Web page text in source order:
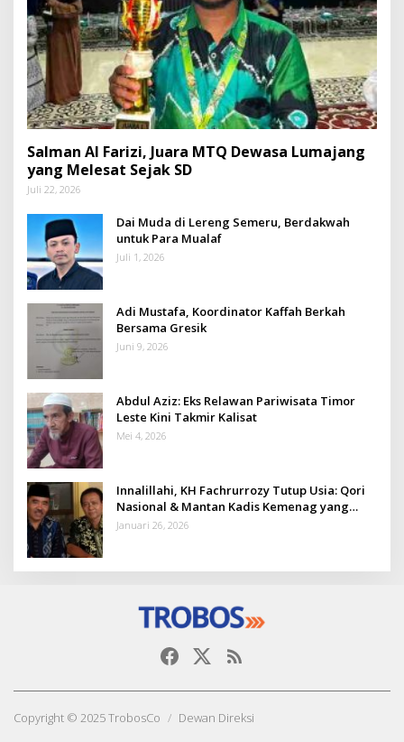
Salman Al Farizi, Juara MTQ Dewasa Lumajang
yang Melesat Sejak SD
Juli 22, 2026
Dai Muda di Lereng Semeru, Berdakwah
untuk Para Mualaf
Juli 1, 2026
Adi Mustafa, Koordinator Kaffah Berkah
Bersama Gresik
Juni 9, 2026
Abdul Aziz: Eks Relawan Pariwisata Timor
Leste Kini Takmir Kalisat
Mei 4, 2026
Innalillahi, KH Fachrurrozy Tutup Usia: Qori
Nasional & Mantan Kadis Kemenag yang
Penuh Teladan
Januari 26, 2026
Copyright © 2025 TrobosCo Dewan Direksi